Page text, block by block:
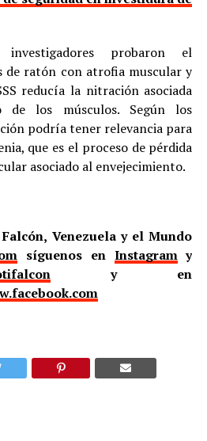
investigadores probaron el
de ratón con atrofia muscular y
reducía la nitración asociada
los músculos. Según los
podría tener relevancia para
que es el proceso de pérdida
asociado al envejecimiento.
Venezuela y el Mundo
síguenos en Instagramy
y en